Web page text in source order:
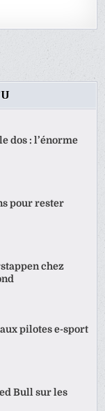
dos : l’énorme
pour rester
chez
pilotes e-sport
Bull sur les